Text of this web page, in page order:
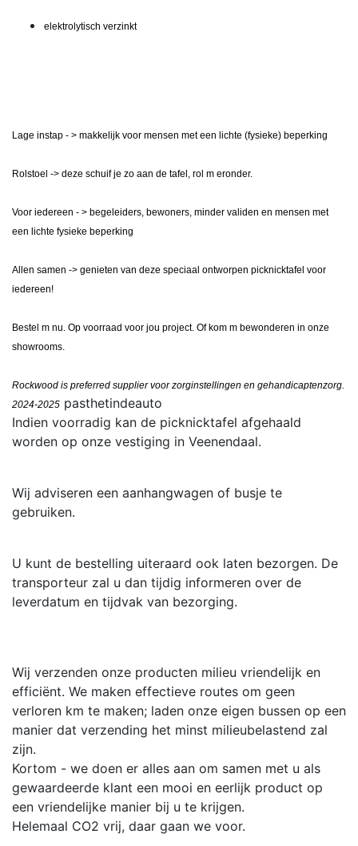
elektrolytisch verzinkt
Lage instap - > makkelijk voor mensen met een lichte (fysieke) beperking
Rolstoel -> deze schuif je zo aan de tafel, rol m eronder.
Voor iedereen - > begeleiders, bewoners, minder validen en mensen met
een lichte fysieke beperking
Allen samen -> genieten van deze speciaal ontworpen picknicktafel voor
iedereen!
Bestel m nu. Op voorraad voor jou project. Of kom m bewonderen in onze
showrooms.
Rockwood is preferred supplier voor zorginstellingen en gehandicaptenzorg.
2024-2025 pasthetindeauto
Indien voorradig kan de picknicktafel afgehaald
worden op onze vestiging in Veenendaal.
Wij adviseren een aanhangwagen of busje te
gebruiken.
U kunt de bestelling uiteraard ook laten bezorgen. De
transporteur zal u dan tijdig informeren over de
leverdatum en tijdvak van bezorging.
Wij verzenden onze producten milieu vriendelijk en
efficiënt. We maken effectieve routes om geen
verloren km te maken; laden onze eigen bussen op een
manier dat verzending het minst milieubelastend zal
zijn.
Kortom - we doen er alles aan om samen met u als
gewaardeerde klant een mooi en eerlijk product op
een vriendelijke manier bij u te krijgen.
Helemaal CO2 vrij, daar gaan we voor.